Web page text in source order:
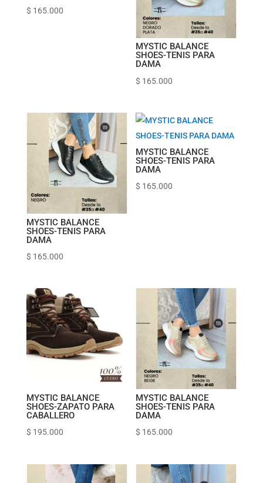
$ 165.000
MYSTIC BALANCE
SHOES-TENIS PARA
DAMA
$ 165.000
MYSTIC BALANCE
SHOES-TENIS PARA
DAMA
$ 165.000
MYSTIC BALANCE
SHOES-TENIS PARA
DAMA
$ 165.000
MYSTIC BALANCE
SHOES-ZAPATO PARA
CABALLERO
$ 195.000
MYSTIC BALANCE
SHOES-TENIS PARA
DAMA
$ 165.000